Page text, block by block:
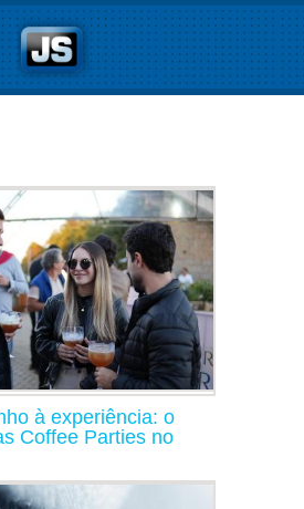
à experiência: o
Coffee Parties no